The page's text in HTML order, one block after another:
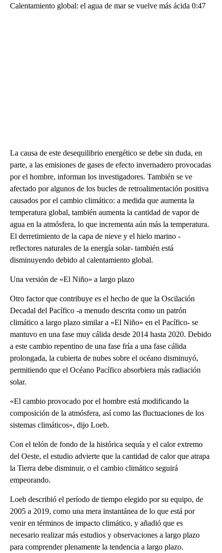
Calentamiento global: el agua de mar se vuelve más ácida 0:47
La causa de este desequilibrio energético se debe sin duda, en
parte, a las emisiones de gases de efecto invernadero provocadas
por el hombre, informan los investigadores. También se ve
afectado por algunos de los bucles de retroalimentación positiva
causados por el cambio climático: a medida que aumenta la
temperatura global, también aumenta la cantidad de vapor de
agua en la atmósfera, lo que incrementa aún más la temperatura.
El derretimiento de la capa de nieve y el hielo marino -
reflectores naturales de la energía solar- también está
disminuyendo debido al calentamiento global.
Una versión de «El Niño» a largo plazo
Otro factor que contribuye es el hecho de que la Oscilación
Decadal del Pacífico -a menudo descrita como un patrón
climático a largo plazo similar a «El Niño» en el Pacífico- se
mantuvo en una fase muy cálida desde 2014 hasta 2020. Debido
a este cambio repentino de una fase fría a una fase cálida
prolongada, la cubierta de nubes sobre el océano disminuyó,
permitiendo que el Océano Pacífico absorbiera más radiación
solar.
«El cambio provocado por el hombre está modificando la
composición de la atmósfera, así como las fluctuaciones de los
sistemas climáticos», dijo Loeb.
Con el telón de fondo de la histórica sequía y el calor extremo
del Oeste, el estudio advierte que la cantidad de calor que atrapa
la Tierra debe disminuir, o el cambio climático seguirá
empeorando.
Loeb describió el período de tiempo elegido por su equipo, de
2005 a 2019, como una mera instantánea de lo que está por
venir en términos de impacto climático, y añadió que es
necesario realizar más estudios y observaciones a largo plazo
para comprender plenamente la tendencia a largo plazo.